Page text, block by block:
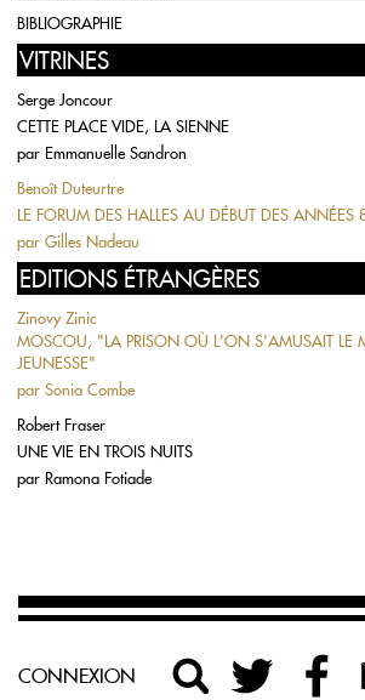
BIBLIOGRAPHIE
VITRINES
Serge Joncour
CETTE PLACE VIDE, LA SIENNE
par Emmanuelle Sandron
Benoît Duteurtre
LE FORUM DES HALLES AU DÉBUT DES ANNÉES
par Gilles Nadeau
EDITIONS ÉTRANGÈRES
Zinovy Zinic
MOSCOU, "LA PRISON OÙ L'ON S'AMUSAIT LE
JEUNESSE"
par Sonia Combe
Robert Fraser
UNE VIE EN TROIS NUITS
par Ramona Fotiade
CONNEXION